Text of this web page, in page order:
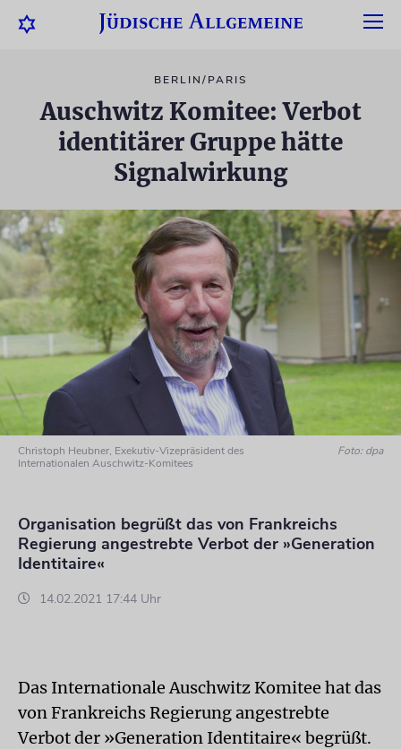
BERLIN/PARIS
Auschwitz Komitee: Verbot
identitärer Gruppe hätte
Signalwirkung
Christoph Heubner, Exekutiv-Vizepräsident des
Internationalen Auschwitz-Komitees
Foto: dpa
Organisation begrüßt das von Frankreichs
Regierung angestrebte Verbot der »Generation
Identitaire«
14.02.2021 17:44 Uhr
Das Internationale Auschwitz Komitee hat das
von Frankreichs Regierung angestrebte
Verbot der »Generation Identitaire« begrüßt.